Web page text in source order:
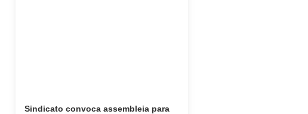
Sindicato convoca assembleia para